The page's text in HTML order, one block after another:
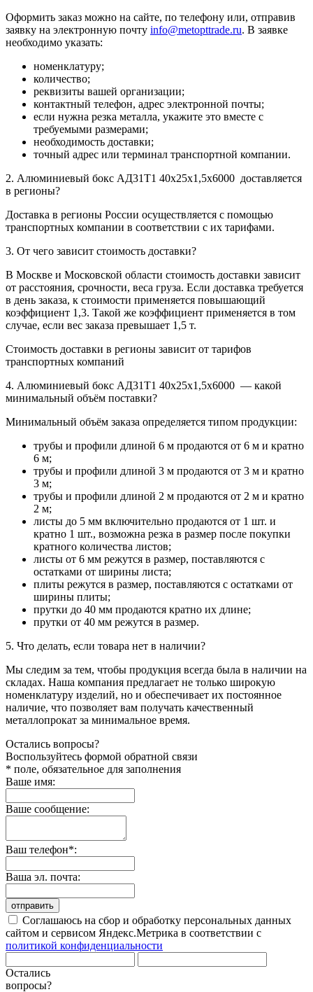
Оформить заказ можно на сайте, по телефону или, отправив
заявку на электронную почту info@metopttrade.ru. В заявке
необходимо указать:
номенклатуру;
количество;
реквизиты вашей организации;
контактный телефон, адрес электронной почты;
если нужна резка металла, укажите это вместе с
требуемыми размерами;
необходимость доставки;
точный адрес или терминал транспортной компании.
2. Алюминиевый бокс АД31Т1 40х25х1,5х6000 доставляется
в регионы?
Доставка в регионы России осуществляется с помощью
транспортных компании в соответствии с их тарифами.
3. От чего зависит стоимость доставки?
В Москве и Московской области стоимость доставки зависит
от расстояния, срочности, веса груза. Если доставка требуется
в день заказа, к стоимости применяется повышающий
коэффициент 1,3. Такой же коэффициент применяется в том
случае, если вес заказа превышает 1,5 т.
Стоимость доставки в регионы зависит от тарифов
транспортных компаний
4. Алюминиевый бокс АД31Т1 40х25х1,5х6000 — какой
минимальный объём поставки?
Минимальный объём заказа определяется типом продукции:
трубы и профили длиной 6 м продаются от 6 м и кратно
6 м;
трубы и профили длиной 3 м продаются от 3 м и кратно
3 м;
трубы и профили длиной 2 м продаются от 2 м и кратно
2 м;
листы до 5 мм включительно продаются от 1 шт. и
кратно 1 шт., возможна резка в размер после покупки
кратного количества листов;
листы от 6 мм режутся в размер, поставляются с
остатками от ширины листа;
плиты режутся в размер, поставляются с остатками от
ширины плиты;
прутки до 40 мм продаются кратно их длине;
прутки от 40 мм режутся в размер.
5. Что делать, если товара нет в наличии?
Мы следим за тем, чтобы продукция всегда была в наличии на
складах. Наша компания предлагает не только широкую
номенклатуру изделий, но и обеспечивает их постоянное
наличие, что позволяет вам получать качественный
металлопрокат за минимальное время.
Остались вопросы?
Воспользуйтесь формой обратной связи
* поле, обязательное для заполнения
Ваше имя:
Ваше сообщение:
Ваш телефон*:
Ваша эл. почта:
отправить
Соглашаюсь на сбор и обработку персональных данных
сайтом и сервисом Яндекс.Метрика в соответствии с
политикой конфиденциальности
Остались
вопросы?